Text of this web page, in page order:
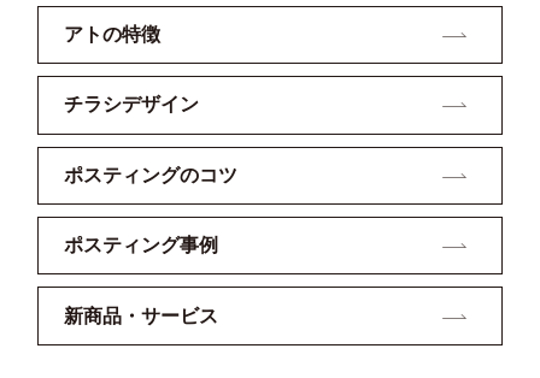
アトの特徴
チラシデザイン
ポスティングのコツ
ポスティング事例
新商品・サービス